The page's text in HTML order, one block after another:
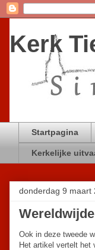
Kerk
Startpagina
Kerkelijke
donderdag 9 maart
Ook in deze tweede
Het artikel vertelt het